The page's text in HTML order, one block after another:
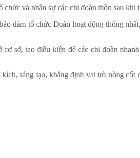
và nhân sự các chi đoàn thôn sau khi
đảm tổ chức Đoàn hoạt động thống
sở, tạo điều kiện để các chi đoàn
sáng tạo, khẳng định vai trò nòng